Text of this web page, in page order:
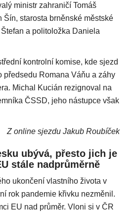
ministr zahraničí Tomáš
Šín, starosta brněnské městské
a politoložka Daniela
kontrolní komise, kde sjezd
předsedu Romana Váňu a záhy
Michal Kucián rezignoval na
ČSSD, jeho nástupce však
Z online sjezdu Jakub Roubíček
ubývá, přesto jich je
stále nadprůměrně
ukončení vlastního života v
rok pandemie křivku nezměnil.
EU nad průměr. Vloni si v ČR